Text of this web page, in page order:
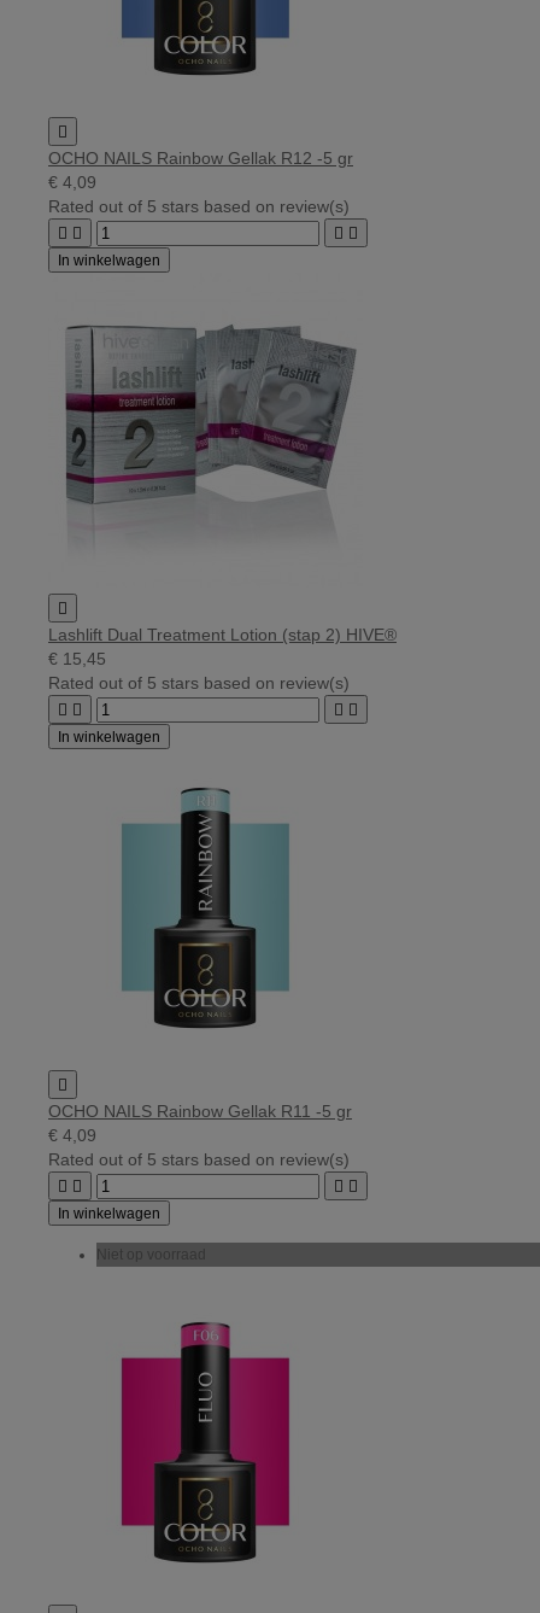

OCHO NAILS Rainbow Gellak R12 -5 gr
€ 4,09
Rated out of 5 stars based on review(s)
   
In winkelwagen

Lashlift Dual Treatment Lotion (stap 2) HIVE®
€ 15,45
Rated out of 5 stars based on review(s)
   
In winkelwagen

OCHO NAILS Rainbow Gellak R11 -5 gr
€ 4,09
Rated out of 5 stars based on review(s)
   
In winkelwagen
Niet op voorraad